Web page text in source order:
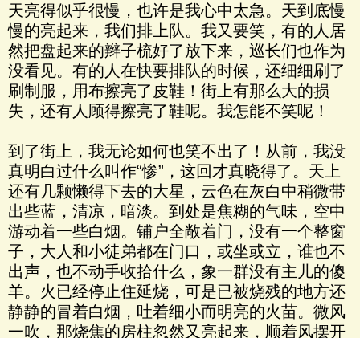
天亮得似乎很慢，也许是我心中太急。天到底慢
慢的亮起来，我们排上队。我又要笑，有的人居
然把盘起来的辫子梳好了放下来，巡长们也作为
没看见。有的人在快要排队的时候，还细细刷了
刷制服，用布擦亮了皮鞋！街上有那么大的损
失，还有人顾得擦亮了鞋呢。我怎能不笑呢！
到了街上，我无论如何也笑不出了！从前，我没
真明白过什么叫作“惨”，这回才真晓得了。天上
还有几颗懒得下去的大星，云色在灰白中稍微带
出些蓝，清凉，暗淡。到处是焦糊的气味，空中
游动着一些白烟。铺户全敞着门，没有一个整窗
子，大人和小徒弟都在门口，或坐或立，谁也不
出声，也不动手收拾什么，象一群没有主儿的傻
羊。火已经停止住延烧，可是已被烧残的地方还
静静的冒着白烟，吐着细小而明亮的火苗。微风
一吹，那烧焦的房柱忽然又亮起来，顺着风摆开